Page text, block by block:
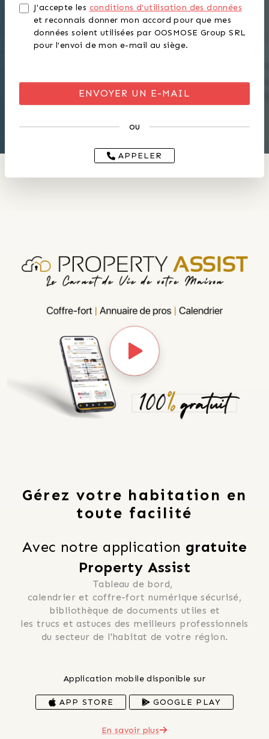
J'accepte les conditions d'utilisation des données
et reconnais donner mon accord pour que mes
données soient utilisées par OOSMOSE Group SRL
pour l'envoi de mon e-mail au siège.
ou
APPELER
Gérez votre habitation en
toute facilité
Avec notre application gratuite
Property Assist
Tableau de bord,
calendrier et coffre-fort numérique sécurisé,
bibliothèque de documents utiles et
du secteur de l'habitat de votre région.
Application mobile disponible sur
APP STORE GOOGLE PLAY
En savoir plus